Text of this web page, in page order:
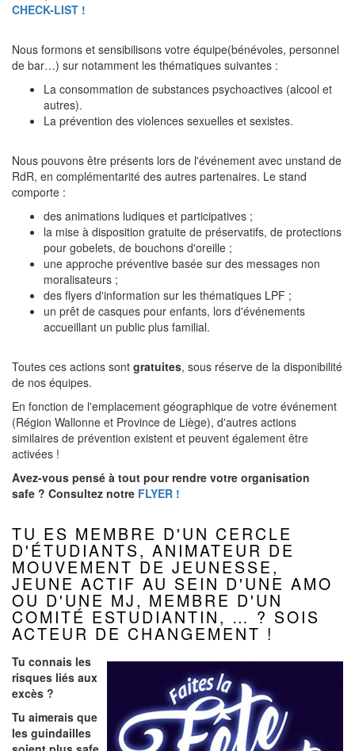
CHECK-LIST !
Nous formons et sensibilisons votre équipe(bénévoles, personnel
de bar…) sur notamment les thématiques suivantes :
La consommation de substances psychoactives (alcool et
autres).
La prévention des violences sexuelles et sexistes.
Nous pouvons être présents lors de l'événement avec unstand de
RdR, en complémentarité des autres partenaires. Le stand
comporte :
des animations ludiques et participatives ;
la mise à disposition gratuite de préservatifs, de protections
pour gobelets, de bouchons d'oreille ;
une approche préventive basée sur des messages non
moralisateurs ;
des flyers d'information sur les thématiques LPF ;
un prêt de casques pour enfants, lors d'événements
accueillant un public plus familial.
Toutes ces actions sont gratuites, sous réserve de la disponibilité
de nos équipes.
En fonction de l'emplacement géographique de votre événement
(Région Wallonne et Province de Liège), d'autres actions
similaires de prévention existent et peuvent également être
activées !
Avez-vous pensé à tout pour rendre votre organisation
safe ? Consultez notre FLYER !
TU ES MEMBRE D'UN CERCLE
D'ÉTUDIANTS, ANIMATEUR DE
MOUVEMENT DE JEUNESSE,
JEUNE ACTIF AU SEIN D'UNE AMO
OU D'UNE MJ, MEMBRE D'UN
COMITÉ ESTUDIANTIN, … ? SOIS
ACTEUR DE CHANGEMENT !
Tu connais les
risques liés aux
excès ?
Tu aimerais que
les guindailles